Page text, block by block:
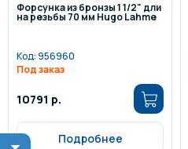
Форсунка из бронзы 1 1/2" дли
на резьбы 70 мм Hugo Lahme
Код:956960
Под заказ
10791 р.
Подробнее